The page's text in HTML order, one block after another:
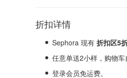
折扣详情
Sephora 现有 折扣区5
任意单送2小样，购物车
登录会员免运费。